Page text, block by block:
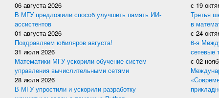
06 августа 2026
В МГУ предложили способ улучшить память ИИ-
ассистентов
01 августа 2026
Поздравляем юбиляров августа!
31 июля 2026
Математики МГУ ускорили обучение систем
управления вычислительными сетями
28 июля 2026
В МГУ упростили и ускорили разработку
с 19
Третья
в
с 24
6-я
сетевые
с 02